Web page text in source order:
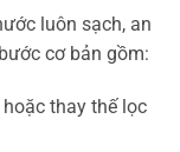
luôn sạch, an
cơ bản gồm:
thay thế lọc